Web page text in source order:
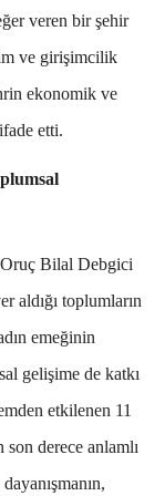
veren bir şehir
ve girişimcilik
ekonomik ve
etti.
Bilal Debgici
aldığı toplumların
emeğinin
gelişime de katkı
etkilenen 11
derece anlamlı